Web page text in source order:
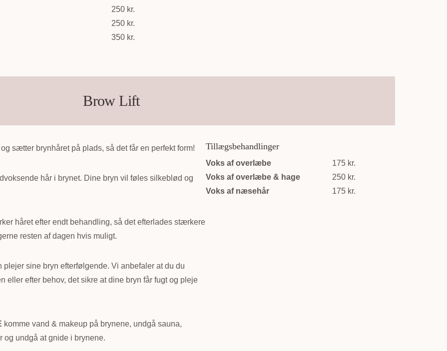
250 kr.
250 kr.
350 kr.
Brow Lift
sætter brynhåret på plads, så det får en perfekt form!
hår i brynet. Dine bryn vil føles silkeblød og
håret efter endt behandling, så det efterlades stærkere
resten af dagen hvis muligt.
sine bryn efterfølgende. Vi anbefaler at du du
eller efter behov, det sikre at dine bryn får fugt og pleje
komme vand & makeup på brynene, undgå sauna,
undgå at gnide i brynene.
Tillægsbehandlinger
Voks af overlæbe
Voks af overlæbe & hage
Voks af næsehår
175 kr.
250 kr.
175 kr.